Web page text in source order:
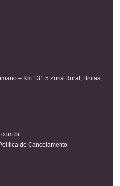
– Km 131.5 Zona Rural, Brotas,
de Cancelamento